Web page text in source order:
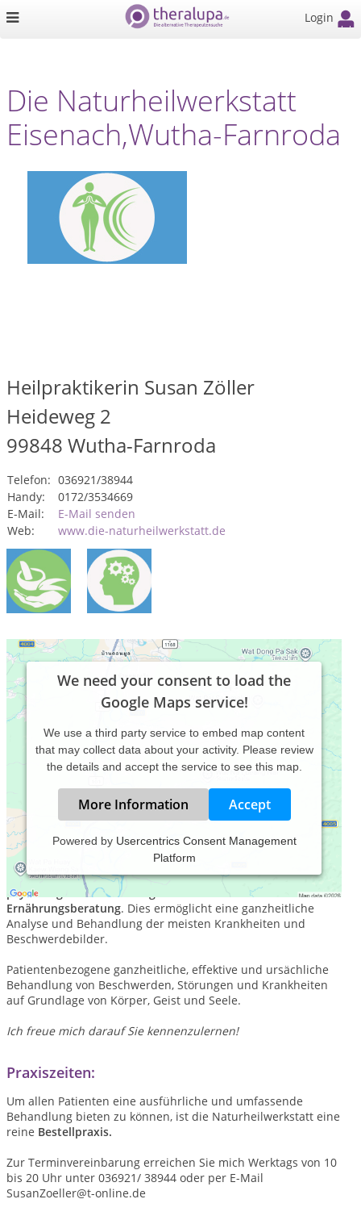
Login
Die Naturheilwerkstatt
Eisenach,Wutha-Farnroda
Heilpraktikerin Susan Zöller
Heideweg 2
99848 Wutha-Farnroda
Telefon: 036921/38944
Handy:
0172/3534669
E-Mail:
E-Mail senden
Web:
www.die-naturheilwerkstatt.de
We need your consent to load the
Google Maps service!
We use a third party service to embed map content
that may collect data about your activity. Please review
the details and accept the service to see this map.
More Information Accept
Powered by Usercentrics Consent Management
Platform
Die Naturheilwerkstatt verbindet neuste
klassischen naturheilkundlichen Behandlungsmethoden,
psychologischem Coaching
Präventions-und
Ernährungsberatung. Dies ermöglicht eine ganzheitliche
Analyse und Behandlung der meisten Krankheiten und
Beschwerdebilder.
Patientenbezogene ganzheitliche, effektive und ursächliche
Behandlung von Beschwerden, Störungen und Krankheiten
auf Grundlage von Körper, Geist und Seele.
Ich freue mich darauf Sie kennenzulernen!
Praxiszeiten:
Um allen Patienten eine ausführliche und umfassende
Behandlung bieten zu können, ist die Naturheilwerkstatt eine
reine Bestellpraxis.
Zur Terminvereinbarung erreichen Sie mich Werktags von 10
bis 20 Uhr unter 036921/ 38944 oder per E-Mail
SusanZoeller@t-online.de